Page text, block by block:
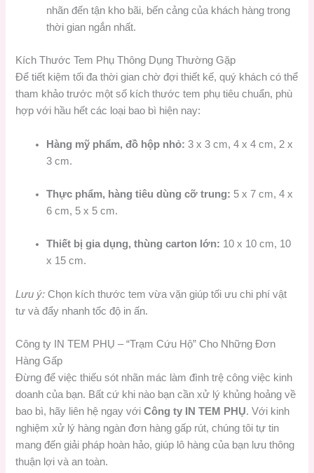
nhãn đến tận kho bãi, bến cảng của khách hàng trong
thời gian ngắn nhất.
Kích Thước Tem Phụ Thông Dụng Thường Gặp
Để tiết kiệm tối đa thời gian chờ đợi thiết kế, quý khách có thể
tham khảo trước một số kích thước tem phụ tiêu chuẩn, phù
hợp với hầu hết các loại bao bì hiện nay:
Hàng mỹ phẩm, đồ hộp nhỏ: 3 x 3 cm, 4 x 4 cm, 2 x
3 cm.
Thực phẩm, hàng tiêu dùng cỡ trung: 5 x 7 cm, 4 x
6 cm, 5 x 5 cm.
Thiết bị gia dụng, thùng carton lớn: 10 x 10 cm, 10
x 15 cm.
Lưu ý: Chọn kích thước tem vừa vặn giúp tối ưu chi phí vật
tư và đẩy nhanh tốc độ in ấn.
Công ty IN TEM PHỤ – “Trạm Cứu Hộ” Cho Những Đơn
Hàng Gấp
Đừng để việc thiếu sót nhãn mác làm đình trệ công việc kinh
doanh của bạn. Bất cứ khi nào bạn cần xử lý khủng hoảng về
bao bì, hãy liên hệ ngay vớiCông ty IN TEM PHỤ. Với kinh
nghiệm xử lý hàng ngàn đơn hàng gấp rút, chúng tôi tự tin
mang đến giải pháp hoàn hảo, giúp lô hàng của bạn lưu thông
thuận lợi và an toàn.